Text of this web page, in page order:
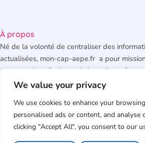
We value your privacy
We use cookies to enhance your
personalised ads or content, and analyse
clicking "Accept All", you consent to our
À propos
Né de la volonté de centraliser des
actualisées, mon-cap-aepe.fr a pour
parcours dans l’univers de la petite enfance.
Nous vous offrons un regard objectif sur le
claires, vérifiées et pratiques pour vous
éclairés, que vous soyez futur candidat, en
professionnelle ou simplement curieux du